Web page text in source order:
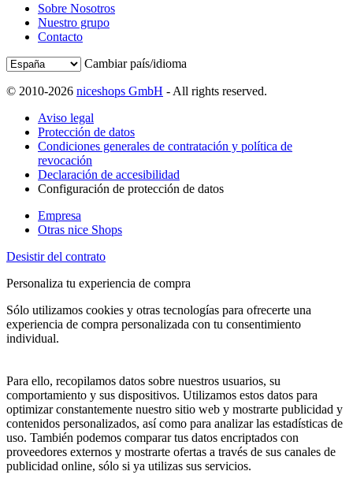
Sobre Nosotros
Nuestro grupo
Contacto
Cambiar país/idioma
© 2010-2026 niceshops GmbH - All rights reserved.
Aviso legal
Protección de datos
Condiciones generales de contratación y política de
revocación
Declaración de accesibilidad
Configuración de protección de datos
Empresa
Otras nice Shops
Desistir del contrato
Personaliza tu experiencia de compra
Sólo utilizamos cookies y otras tecnologías para ofrecerte una
experiencia de compra personalizada con tu consentimiento
individual.
Para ello, recopilamos datos sobre nuestros usuarios, su
comportamiento y sus dispositivos. Utilizamos estos datos para
optimizar constantemente nuestro sitio web y mostrarte publicidad y
contenidos personalizados, así como para analizar las estadísticas de
uso. También podemos comparar tus datos encriptados con
proveedores externos y mostrarte ofertas a través de sus canales de
publicidad online, sólo si ya utilizas sus servicios.